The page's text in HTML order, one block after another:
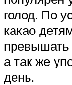
голод. По
какао
а так же
день.